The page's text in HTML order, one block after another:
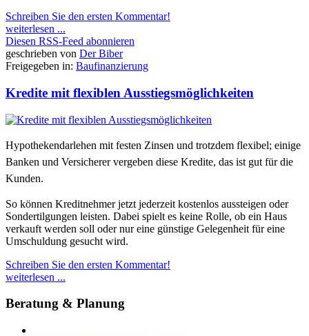
Schreiben Sie den ersten Kommentar!
weiterlesen ...
Diesen RSS-Feed abonnieren
geschrieben von Der Biber
Freigegeben in: Baufinanzierung
Kredite mit flexiblen Ausstiegsmöglichkeiten
Hypothekendarlehen mit festen Zinsen und trotzdem flexibel; einige
Banken und Versicherer vergeben diese Kredite, das ist gut für die
Kunden.
So können Kreditnehmer jetzt jederzeit kostenlos aussteigen oder
Sondertilgungen leisten. Dabei spielt es keine Rolle, ob ein Haus
verkauft werden soll oder nur eine günstige Gelegenheit für eine
Umschuldung gesucht wird.
Schreiben Sie den ersten Kommentar!
weiterlesen ...
Beratung & Planung